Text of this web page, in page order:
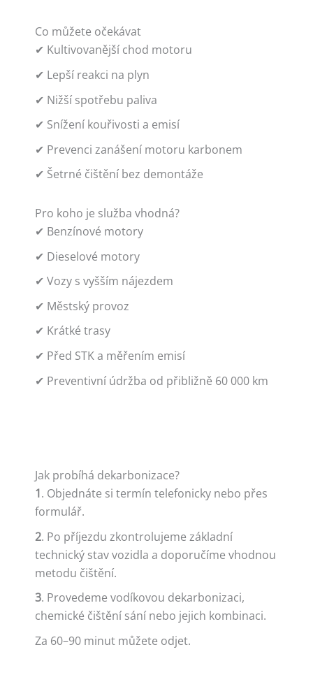
Co můžete očekávat
✔ Kultivovanější chod motoru
✔ Lepší reakci na plyn
✔ Nižší spotřebu paliva
✔ Snížení kouřivosti a emisí
✔ Prevenci zanášení motoru karbonem
✔ Šetrné čištění bez demontáže
Pro koho je služba vhodná?
✔ Benzínové motory
✔ Dieselové motory
✔ Vozy s vyšším nájezdem
✔ Městský provoz
✔ Krátké trasy
✔ Před STK a měřením emisí
✔ Preventivní údržba od přibližně 60 000 km
Jak probíhá dekarbonizace?
1. Objednáte si termín telefonicky nebo přes
formulář.
2. Po příjezdu zkontrolujeme základní
technický stav vozidla a doporučíme vhodnou
metodu čištění.
3. Provedeme vodíkovou dekarbonizaci,
chemické čištění sání nebo jejich kombinaci.
Za 60–90 minut můžete odjet.